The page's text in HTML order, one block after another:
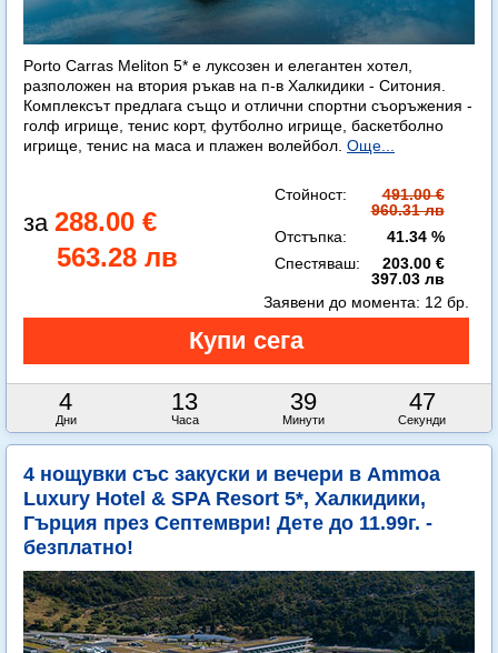
Porto Carras Meliton 5* е луксозен и елегантен хотел,
разположен на втория ръкав на п-в Халкидики - Ситония.
Комплексът предлага също и отлични спортни съоръжения -
голф игрище, тенис корт, футболно игрище, баскетболно
игрище, тенис на маса и плажен волейбол. Още...
288.00 €
563.28 лв
Стойност:
491.00 €
960.31 лв
Отстъпка:
41.34 %
Спестяваш:
203.00 €
397.03 лв
4
Дни
13
Часа
39
Минути
45
Секунди
Заявени до момента: 12 бр.
4 нощувки със закуски и вечери в Ammoa
Luxury Hotel & SPA Resort 5*, Халкидики,
Гърция през Септември! Дете до 11.99г. -
безплатно!